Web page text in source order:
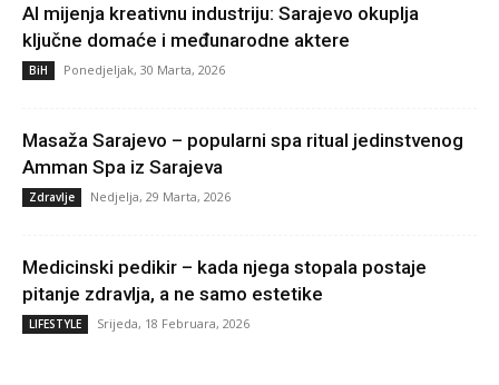
AI mijenja kreativnu industriju: Sarajevo okuplja
ključne domaće i međunarodne aktere
BiH Ponedjeljak, 30 Marta, 2026
Masaža Sarajevo – popularni spa ritual jedinstvenog
Amman Spa iz Sarajeva
Zdravlje Nedjelja, 29 Marta, 2026
Medicinski pedikir – kada njega stopala postaje
pitanje zdravlja, a ne samo estetike
LIFESTYLE Srijeda, 18 Februara, 2026